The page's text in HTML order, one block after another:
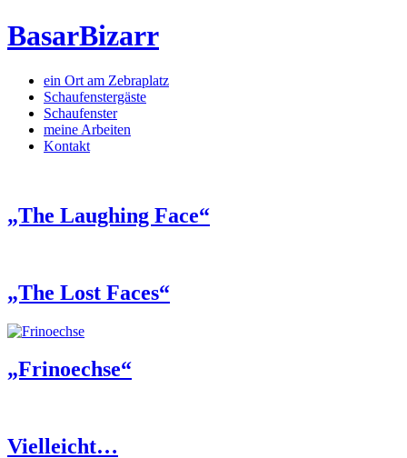
BasarBizarr
ein Ort am Zebraplatz
Schaufenster­gäste
Schaufenster
meine Arbeiten
Kontakt
„The Laughing Face“
„The Lost Faces“
„Frinoechse“
Vielleicht…